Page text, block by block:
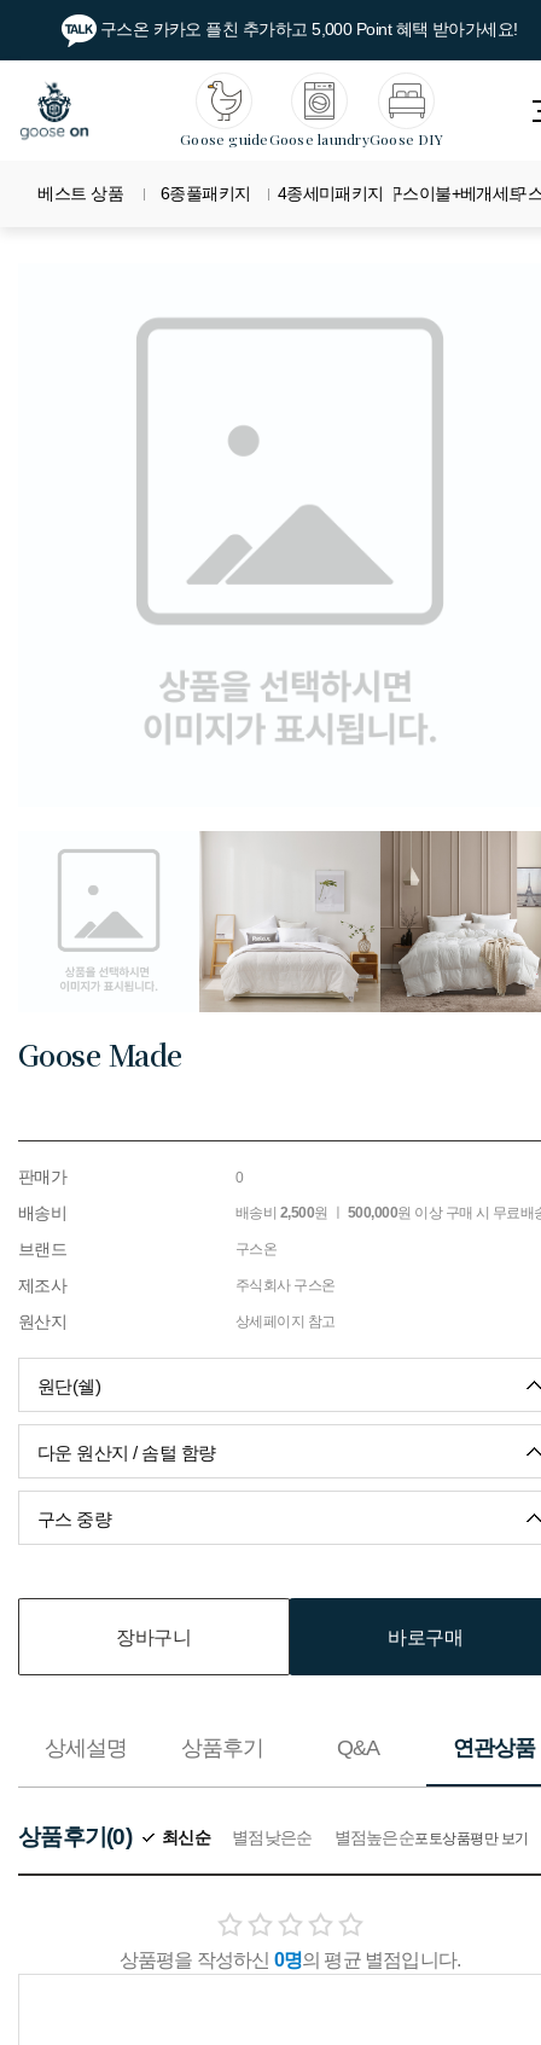
구스온 카카오 플친 추가하고 5,000 Point 혜택 받아가세요!
Goose guideGoose laundryGoose DIY
베스트 상품 6종풀패키지 4종세미패키지 구스이불+베개세트
구
Goose Made
판매가 0
배송비 배송비 2,500원 ㅣ 500,000원 이상 구매 시 무료배
브랜드 구스온
제조사 주식회사 구스온
원산지 상세페이지 참고
원단(쉘)
다운 원산지 / 솜털 함량
구스 중량
장바구니 바로구매
상세설명 상품후기 Q&A 연관상품
상품후기(0) 최신순 별점낮은순 별점높은순포토상품평만 보기
상품평을 작성하신 0명의 평균 별점입니다.